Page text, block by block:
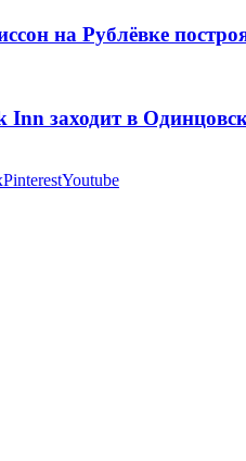
на Рублёвке
Inn заходит в
PinterestYoutube